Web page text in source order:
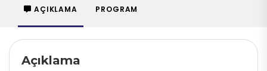
AÇIKLAMA PROGRAM
Açıklama